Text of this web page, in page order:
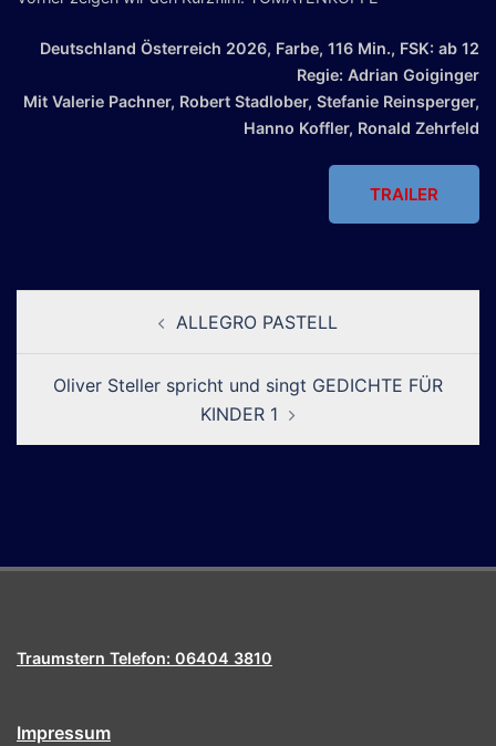
Deutschland Österreich 2026, Farbe, 116 Min., FSK: ab 12
Regie: Adrian Goiginger
Mit Valerie Pachner, Robert Stadlober, Stefanie Reinsperger,
Hanno Koffler, Ronald Zehrfeld
TRAILER
ALLEGRO PASTELL
Oliver Steller spricht und singt GEDICHTE FÜR
KINDER 1
Traumstern Telefon: 06404 3810
Impressum